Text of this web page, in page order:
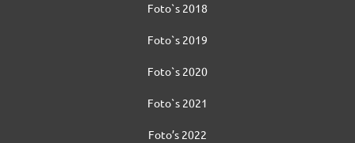
Foto`s 2018
Foto`s 2019
Foto`s 2020
Foto`s 2021
Foto’s 2022